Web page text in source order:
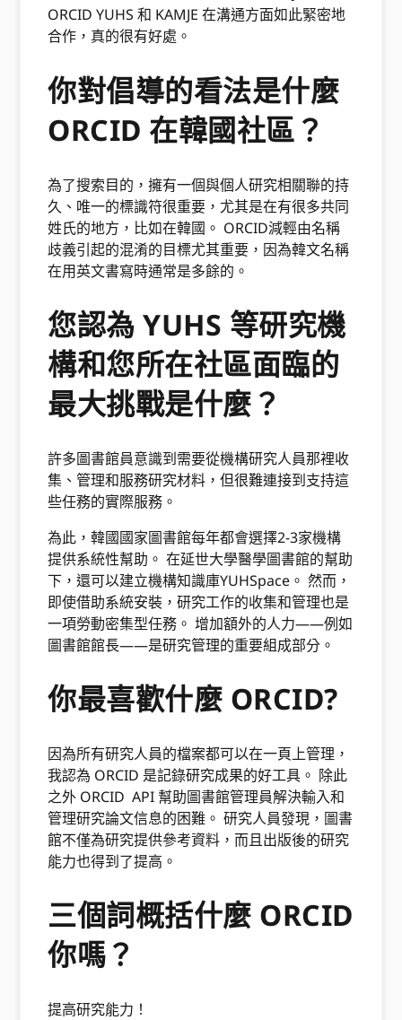
ORCID YUHS 和 KAMJE 在溝通方面如此緊密地
合作，真的很有好處。
你對倡導的看法是什麼
ORCID 在韓國社區？
為了搜索目的，擁有一個與個人研究相關聯的持
久、唯一的標識符很重要，尤其是在有很多共同
姓氏的地方，比如在韓國。 ORCID減輕由名稱
歧義引起的混淆的目標尤其重要，因為韓文名稱
在用英文書寫時通常是多餘的。
您認為 YUHS 等研究機
構和您所在社區面臨的
最大挑戰是什麼？
許多圖書館員意識到需要從機構研究人員那裡收
集、管理和服務研究材料，但很難連接到支持這
些任務的實際服務。
為此，韓國國家圖書館每年都會選擇2-3家機構
提供系統性幫助。 在延世大學醫學圖書館的幫助
下，還可以建立機構知識庫YUHSpace。 然而，
即使借助系統安裝，研究工作的收集和管理也是
一項勞動密集型任務。 增加額外的人力——例如
圖書館館長——是研究管理的重要組成部分。
你最喜歡什麼 ORCID?
因為所有研究人員的檔案都可以在一頁上管理，
我認為 ORCID 是記錄研究成果的好工具。 除此
之外 ORCID API 幫助圖書館管理員解決輸入和
管理研究論文信息的困難。 研究人員發現，圖書
館不僅為研究提供參考資料，而且出版後的研究
能力也得到了提高。
三個詞概括什麼 ORCID
你嗎？
提高研究能力！